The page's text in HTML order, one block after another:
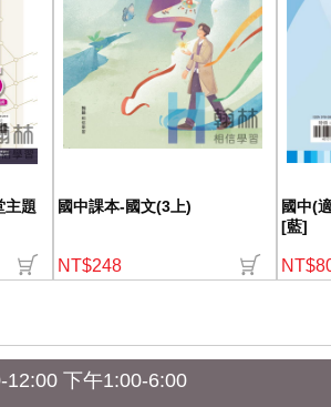
主題
國中課本-國文(3上)
NT$248
國中(
[藍]
12:00 下午1:00-6:00